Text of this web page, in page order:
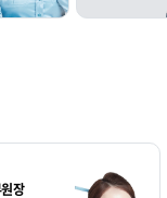
장